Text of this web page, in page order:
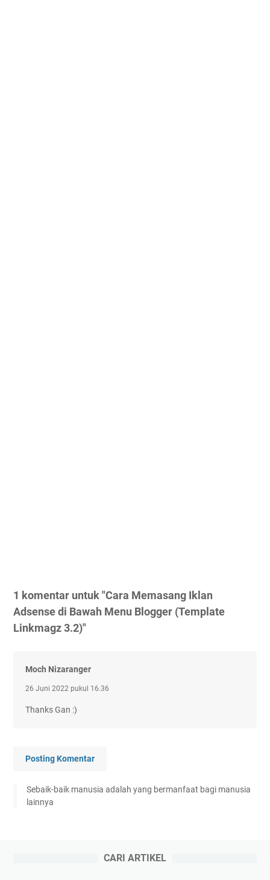
1 komentar untuk "Cara Memasang Iklan
Adsense di Bawah Menu Blogger (Template
Linkmagz 3.2)"
Moch Nizaranger
26 Juni 2022 pukul 16.36
Thanks Gan :)
Posting Komentar
Sebaik-baik manusia adalah yang bermanfaat bagi manusia
lainnya
CARI ARTIKEL